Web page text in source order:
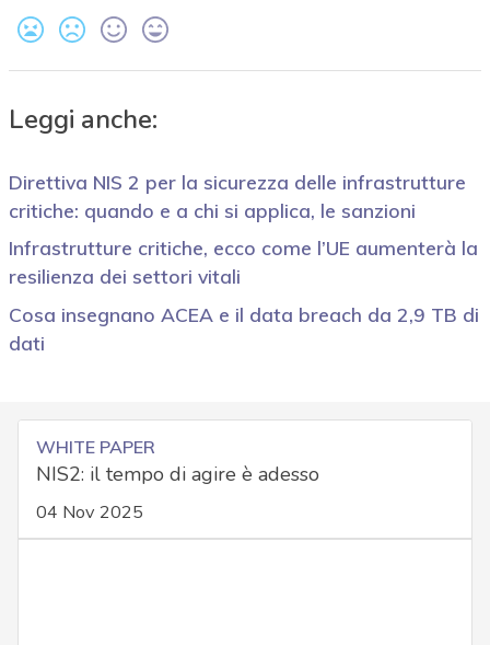
Leggi anche:
Direttiva NIS 2 per la sicurezza delle infrastrutture
critiche: quando e a chi si applica, le sanzioni
Infrastrutture critiche, ecco come l’UE aumenterà la
resilienza dei settori vitali
Cosa insegnano ACEA e il data breach da 2,9 TB di
dati
WHITE PAPER
NIS2: il tempo di agire è adesso
04 Nov 2025